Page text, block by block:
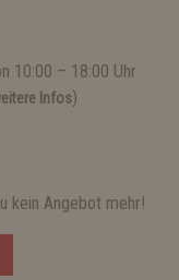
10:00 – 18:00 Uhr
Infos)
kein Angebot mehr!